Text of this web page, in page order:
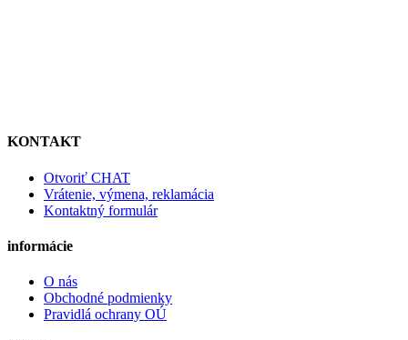
KONTAKT
Otvoriť CHAT
Vrátenie, výmena, reklamácia
Kontaktný formulár
informácie
O nás
Obchodné podmienky
Pravidlá ochrany OÚ